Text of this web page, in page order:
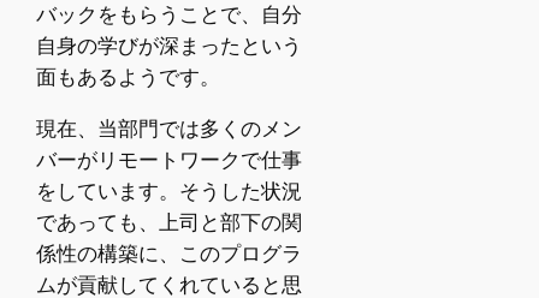
バックをもらうことで、自分
自身の学びが深まったという
面もあるようです。
現在、当部門では多くのメン
バーがリモートワークで仕事
をしています。そうした状況
であっても、上司と部下の関
係性の構築に、このプログラ
ムが貢献してくれていると思